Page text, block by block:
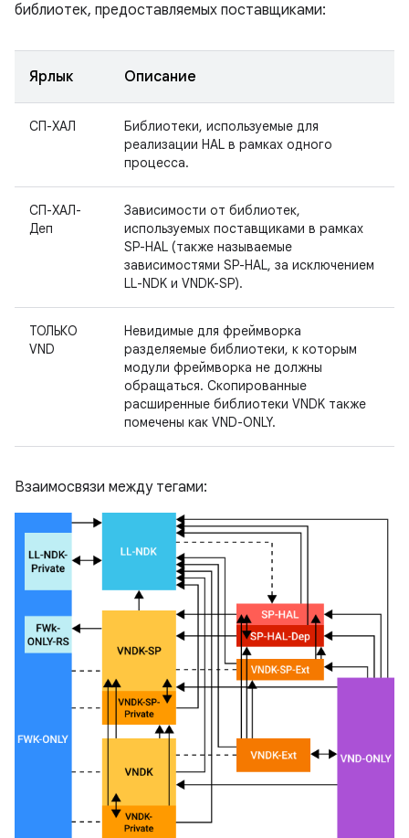
библиотек, предоставляемых поставщиками:
Ярлык Описание
СП-ХАЛ
Библиотеки, используемые для
реализации HAL в рамках одного
процесса.
СП-ХАЛ-
Деп
Зависимости от библиотек,
используемых поставщиками в рамках
SP-HAL (также называемые
зависимостями SP-HAL, за исключением
LL-NDK и VNDK-SP).
ТОЛЬКО
VND
Невидимые для фреймворка
разделяемые библиотеки, к которым
модули фреймворка не должны
обращаться. Скопированные
расширенные библиотеки VNDK также
помечены как VND-ONLY.
Взаимосвязи между тегами: